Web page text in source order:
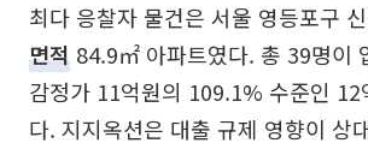
최다 응찰자 물건은 서울 영등포구
면적 84.9㎡ 아파트였다. 총 39명이
감정가 11억원의 109.1% 수준인 12
다. 지지옥션은 대출 규제 영향이 상